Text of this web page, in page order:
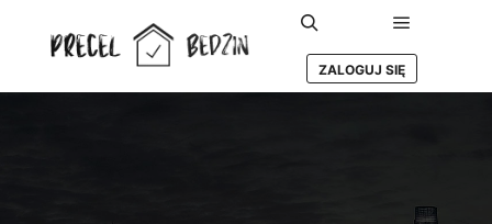
Szukaj Główne
ZALOGUJ SIĘ